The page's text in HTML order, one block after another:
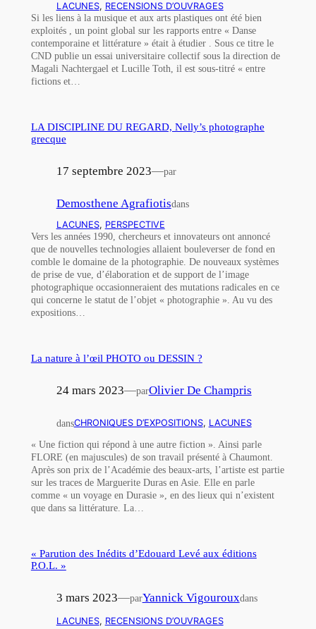
LACUNES, RECENSIONS D’OUVRAGES
Si les liens à la musique et aux arts plastiques ont été bien
exploités , un point global sur les rapports entre « Danse
contemporaine et littérature » était à étudier . Sous ce titre le
CND publie un essai universitaire collectif sous la direction de
Magali Nachtergael et Lucille Toth, il est sous-titré « entre
fictions et…
LA DISCIPLINE DU REGARD, Nelly’s photographe
grecque
17 septembre 2023—par
Demosthene Agrafiotisdans
LACUNES, PERSPECTIVE
Vers les années 1990, chercheurs et innovateurs ont annoncé
que de nouvelles technologies allaient bouleverser de fond en
comble le domaine de la photographie. De nouveaux systèmes
de prise de vue, d’élaboration et de support de l’image
photographique occasionneraient des mutations radicales en ce
qui concerne le statut de l’objet « photographie ». Au vu des
expositions…
La nature à l’œil PHOTO ou DESSIN ?
24 mars 2023—parOlivier De Champris
dansCHRONIQUES D’EXPOSITIONS, LACUNES
« Une fiction qui répond à une autre fiction ». Ainsi parle
FLORE (en majuscules) de son travail présenté à Chaumont.
Après son prix de l’Académie des beaux-arts, l’artiste est partie
sur les traces de Marguerite Duras en Asie. Elle en parle
comme « un voyage en Durasie », en des lieux qui n’existent
que dans sa littérature. La…
« Parution des Inédits d’Edouard Levé aux éditions
P.O.L. »
3 mars 2023—parYannick Vigourouxdans
LACUNES, RECENSIONS D’OUVRAGES